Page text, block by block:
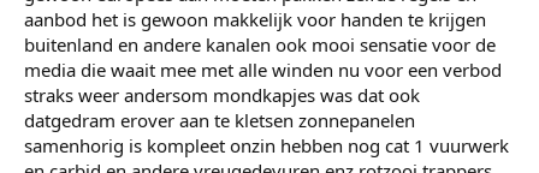
aanbod het is gewoon makkelijk voor handen te krijgen
buitenland en andere kanalen ook mooi sensatie voor de
media die waait mee met alle winden nu voor een verbod
straks weer andersom mondkapjes was dat ook
datgedram erover aan te kletsen zonnepanelen
samenhorig is kompleet onzin hebben nog cat 1 vuurwerk